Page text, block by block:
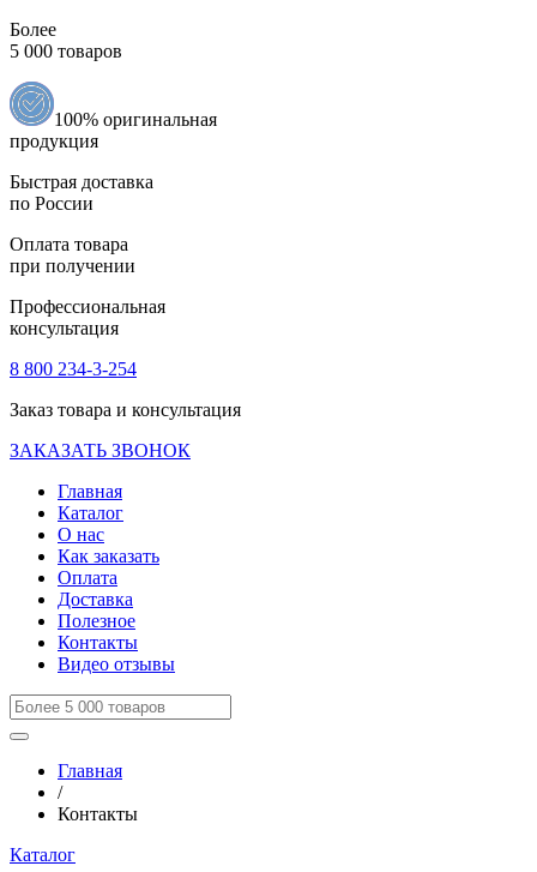
Более
5 000 товаров
100% оригинальная
продукция
Быстрая доставка
по России
Оплата товара
при получении
Профессиональная
консультация
8 800 234-3-254
Заказ товара и консультация
ЗАКАЗАТЬ ЗВОНОК
Главная
Каталог
О нас
Как заказать
Оплата
Доставка
Полезное
Контакты
Видео отзывы
Главная
/
Контакты
Каталог